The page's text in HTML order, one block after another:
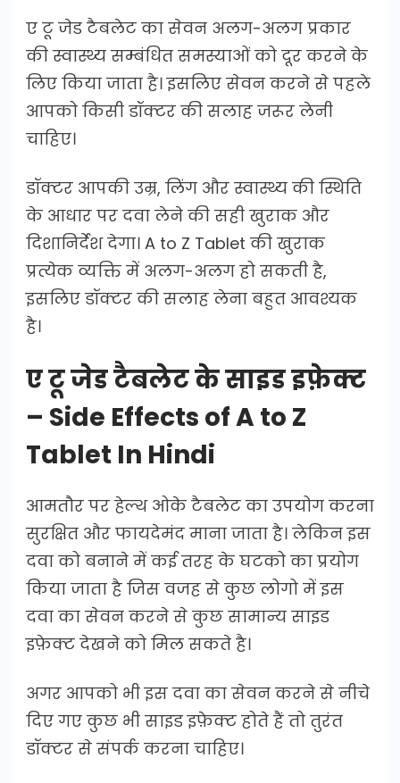
ए टू जेड टैबलेट का सेवन अलग-अलग प्रकार
की स्वास्थ्य सम्बंधित समस्याओं को दूर करने के
लिए किया जाता है। इसलिए सेवन करने से पहले
आपको किसी डॉक्टर की सलाह जरूर लेनी
चाहिए।
डॉक्टर आपकी उम्र, लिंग और स्वास्थ्य की स्थिति
के आधार पर दवा लेने की सही खुराक और
दिशानिर्देश देगा। A to Z Tablet की खुराक
प्रत्येक व्यक्ति में अलग-अलग हो सकती है,
इसलिए डॉक्टर की सलाह लेना बहुत आवश्यक
है।
ए टू जेड टैबलेट के साइड इफ़ेक्ट
– Side Effects of A to Z
Tablet In Hindi
आमतौर पर हेल्थ ओके टैबलेट का उपयोग करना
सुरक्षित और फायदेमंद माना जाता है। लेकिन इस
दवा को बनाने में कई तरह के घटको का प्रयोग
किया जाता है जिस वजह से कुछ लोगो में इस
दवा का सेवन करने से कुछ सामान्य साइड
इफ़ेक्ट देखने को मिल सकते है।
अगर आपको भी इस दवा का सेवन करने से नीचे
दिए गए कुछ भी साइड इफ़ेक्ट होते हैं तो तुरंत
डॉक्टर से संपर्क करना चाहिए।